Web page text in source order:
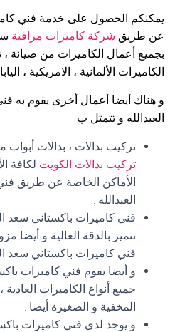
يمكنكم الحصول على خدمة فني
عن طريق شركة كاميرات مراقبة
بجميع أعمال الكاميرات من صيانة
الكاميرات الألمانية ، الامريكية ،
و هناك أيضا أعمال أخرى يقوم به
العبدالله و تتمثل ب :
تركيب بدالات ، بدالات أبواب
تركيب بدالات الكويت لكافة
الأماكن الخاصة عن طريق
العبدالله .
فني كاميرات باكستاني سعد
فني كاميرات باكستاني سعد
و أيضا يقوم فني كاميرات
جميع أنواع الكاميرات العادية ،
المخفية و الصغيرة أيضا .
و يوجد لدى فني كاميرات